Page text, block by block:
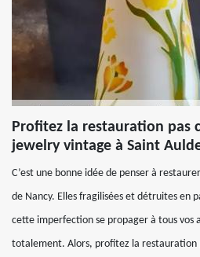
Profitez la restauration pas
jewelry vintage à Saint
C’est une bonne idée de penser à
de Nancy. Elles fragilisées et détruites en
cette imperfection se propager à tous vos
totalement. Alors, profitez la restauration